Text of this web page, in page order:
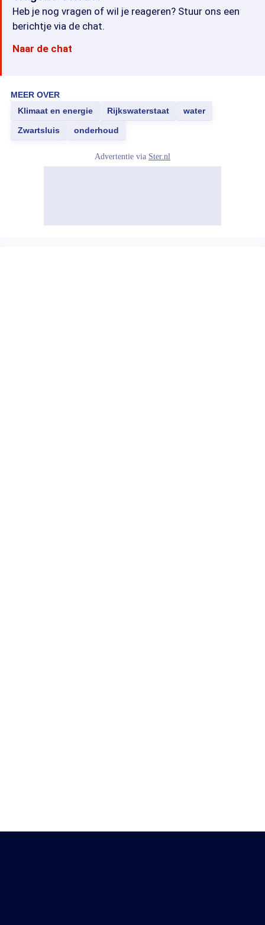
Heb je nog vragen of wil je reageren? Stuur ons een
berichtje via de chat.
Naar de chat
MEER OVER
Klimaat en energie
Rijkswaterstaat water
Zwartsluis onderhoud
Advertentie via Ster.nl